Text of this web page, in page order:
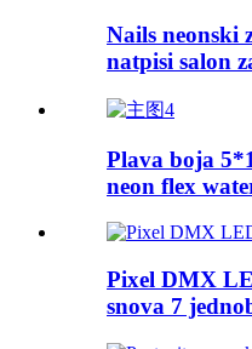
Nails neonski
natpisi salon
Plava boja
neon flex
Pixel DMX
snova 7